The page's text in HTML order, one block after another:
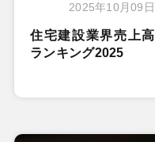
2025年10月09日
住宅建設業界売上高
ランキング2025